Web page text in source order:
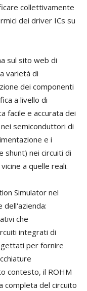
collettivamente
dei driver ICs su
sul sito web di
varietà di
dei componenti
a livello di
facile e accurata dei
semiconduttori di
e i
shunt) nei circuiti di
a quelle reali.
Simulator nel
dell'azienda:
che
integrati di
per fornire
contesto, il ROHM
completa del circuito